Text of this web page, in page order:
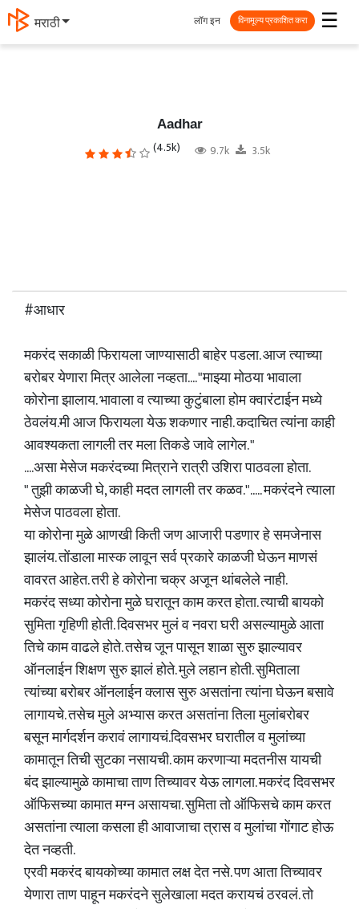
मराठी ☰
लॉग इन विनामूल्य प्रकाशित करा
Aadhar
(4.5k) 9.7k 3.5k
#आधार
मकरंद सकाळी फिरायला जाण्यासाठी बाहेर पडला. आज त्याच्या
बरोबर येणारा मित्र आलेला नव्हता.... "माझ्या मोठया भावाला
कोरोना झालाय. भावाला व त्याच्या कुटुंबाला होम क्वारंटाईन मध्ये
ठेवलंय.मी आज फिरायला येऊ शकणार नाही. कदाचित त्यांना काही
आवश्यकता लागली तर मला तिकडे जावे लागेल. "
....असा मेसेज मकरंदच्या मित्राने रात्री उशिरा पाठवला होता.
" तुझी काळजी घे, काही मदत लागली तर कळव."..... मकरंदने त्याला
मेसेज पाठवला होता.
या कोरोना मुळे आणखी किती जण आजारी पडणार हे समजेनास
झालंय. तोंडाला मास्क लावून सर्व प्रकारे काळजी घेऊन माणसं
वावरत आहेत. तरी हे कोरोना चक्र अजून थांबलेले नाही.
मकरंद सध्या कोरोना मुळे घरातून काम करत होता. त्याची बायको
सुमिता गृहिणी होती. दिवसभर मुलं व नवरा घरी असल्यामुळे आता
तिचे काम वाढले होते. तसेच जून पासून शाळा सुरु झाल्यावर
ऑनलाईन शिक्षण सुरु झालं होते. मुले लहान होती. सुमिताला
त्यांच्या बरोबर ऑनलाईन क्लास सुरु असतांना त्यांना घेऊन बसावे
लागायचे. तसेच मुले अभ्यास करत असतांना तिला मुलांबरोबर
बसून मार्गदर्शन करावं लागायचं.दिवसभर घरातील व मुलांच्या
कामातून तिची सुटका नसायची. काम करणाऱ्या मदतनीस यायची
बंद झाल्यामुळे कामाचा ताण तिच्यावर येऊ लागला. मकरंद दिवसभर
ऑफिसच्या कामात मग्न असायचा. सुमिता तो ऑफिसचे काम करत
असतांना त्याला कसला ही आवाजाचा त्रास व मुलांचा गोंगाट होऊ
देत नव्हती.
एरवी मकरंद बायकोच्या कामात लक्ष देत नसे. पण आता तिच्यावर
येणारा ताण पाहून मकरंदने सुलेखाला मदत करायचं ठरवलं. तो